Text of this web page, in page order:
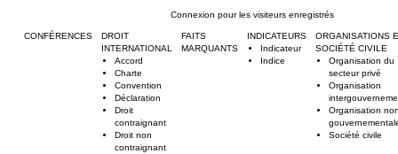
Connexion pour les visiteurs enregistrés
CONFÉRENCES
DROIT
INTERNATIONAL
Accord
Charte
Convention
Déclaration
Droit
contraignant
Droit non
contraignant
FAITS
MARQUANTS
INDICATEURS
Indicateur
Indice
ORGANISATIONS
SOCIÉTÉ CIVILE
Organisation du
secteur privé
Organisation
Organisation
Société civile